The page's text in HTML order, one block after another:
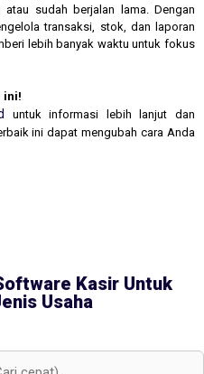
sudah berjalan lama. Dengan
transaksi, stok, dan laporan
lebih banyak waktu untuk fokus
ini!
untuk informasi lebih lanjut dan
ini dapat mengubah cara Anda
Kasir Untuk
Usaha